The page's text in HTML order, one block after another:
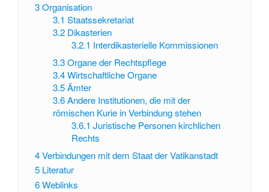
3Organisation
3.1 Staatssekretariat
3.2 Dikasterien
3.2.1 Interdikasterielle Kommissionen
3.3 Organe der Rechtspflege
3.4 Wirtschaftliche Organe
3.5 Ämter
3.6 Andere Institutionen, die mit der
römischen Kurie in Verbindung stehen
3.6.1 Juristische Personen kirchlichen
Rechts
4Verbindungen mit dem Staat der Vatikanstadt
5 Literatur
6Weblinks